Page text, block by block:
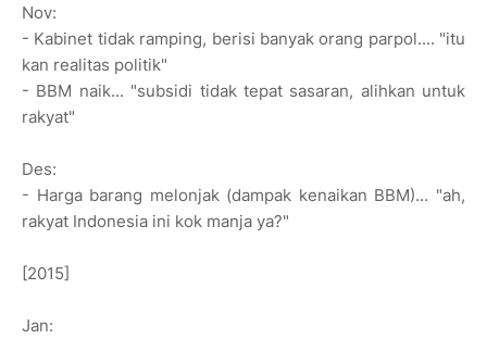
Nov:
- Kabinet tidak ramping, berisi banyak orang parpol.... "itu
kan realitas politik"
- BBM naik... "subsidi tidak tepat sasaran, alihkan untuk
rakyat"
Des:
- Harga barang melonjak (dampak kenaikan BBM)... "ah,
rakyat Indonesia ini kok manja ya?"
[2015]
Jan: